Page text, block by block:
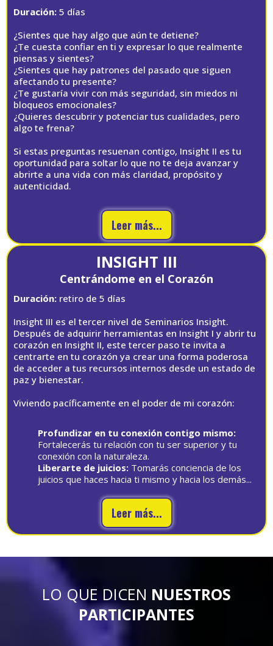
Duración: 5 días
¿Sientes que hay algo que aún te detiene?
¿Te cuesta confiar en ti y expresar lo que realmente
piensas y sientes?
¿Sientes que hay patrones del pasado que siguen
afectando tu presente?
¿Te gustaría vivir con más seguridad, sin miedos ni
bloqueos emocionales?
¿Quieres descubrir y potenciar tus cualidades, pero
algo te frena?
Si estas preguntas resuenan contigo, Insight II es tu
oportunidad para soltar lo que no te deja avanzar y
abrirte a una vida con más claridad, propósito y
autenticidad.
Leer más...
INSIGHT III
Centrándome en el Corazón
Duración: retiro de 5 días
Insight III es el tercer nivel de Seminarios Insight.
Después de adquirir herramientas en Insight I y abrir tu
corazón en Insight II, este tercer paso te invita a
centrarte en tu corazón ya crear una forma poderosa
de acceder a tus recursos internos desde un estado de
paz y bienestar.
Viviendo pacíficamente en el poder de mi corazón:
Profundizar en tu conexión contigo mismo:
Fortalecerás tu relación con tu ser superior y tu
conexión con la naturaleza.
Liberarte de juicios: Tomarás conciencia de los
juicios que haces hacia ti mismo y hacia los demás...
Leer más...
LO QUE DICEN NUESTROS
PARTICIPANTES